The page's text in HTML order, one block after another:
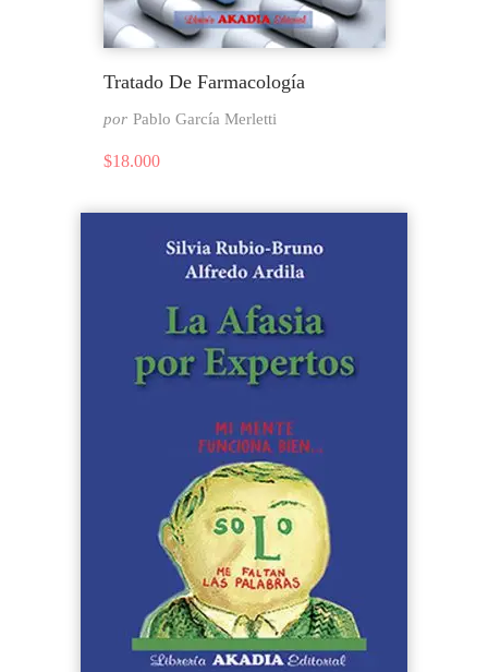
Tratado De Farmacología
por Pablo García Merletti
$18.000